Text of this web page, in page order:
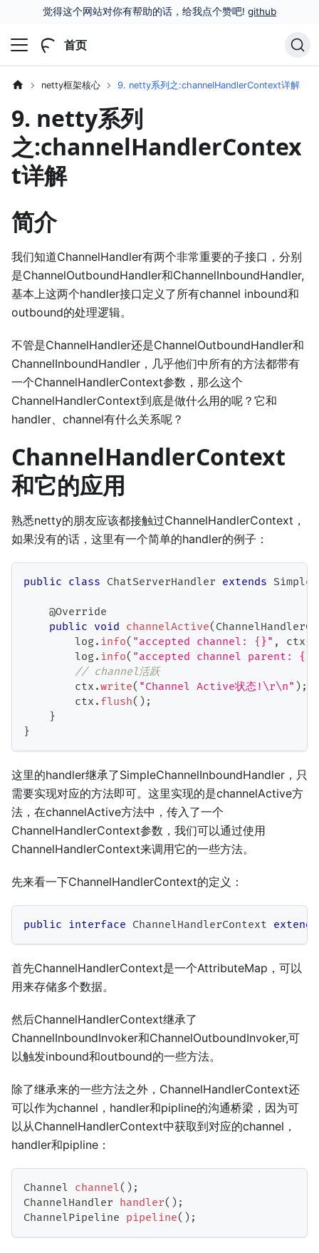
觉得这个网站对你有帮助的话，给我点个赞吧! github
首页
netty框架核心 9. netty系列之:channelHandlerContext详解
9. netty系列
之:channelHandlerContex
t详解
简介
我们知道ChannelHandler有两个非常重要的子接口，分别
是ChannelOutboundHandler和ChannelInboundHandler,
基本上这两个handler接口定义了所有channel inbound和
outbound的处理逻辑。
不管是ChannelHandler还是ChannelOutboundHandler和
ChannelInboundHandler，几乎他们中所有的方法都带有
一个ChannelHandlerContext参数，那么这个
ChannelHandlerContext到底是做什么用的呢？它和
handler、channel有什么关系呢？
ChannelHandlerContext
和它的应用
熟悉netty的朋友应该都接触过ChannelHandlerContext，
如果没有的话，这里有一个简单的handler的例子：
public class ChatServerHandler extends
@Override
public void channelActive(
        log
. info( "accepted channel: {}" , ctx
        log
. info( "accepted channel parent: {}"
// channel活跃
        ctx
.write( "Channel Active状态!\r\n" ) ;
        ctx
. flush( ) ;
}
}
这里的handler继承了SimpleChannelInboundHandler，只
需要实现对应的方法即可。这里实现的是channelActive方
法，在channelActive方法中，传入了一个
ChannelHandlerContext参数，我们可以通过使用
ChannelHandlerContext来调用它的一些方法。
先来看一下ChannelHandlerContext的定义：
public interface ChannelHandlerContext extends
首先ChannelHandlerContext是一个AttributeMap，可以
用来存储多个数据。
然后ChannelHandlerContext继承了
ChannelInboundInvoker和ChannelOutboundInvoker,可
以触发inbound和outbound的一些方法。
除了继承来的一些方法之外，ChannelHandlerContext还
可以作为channel，handler和pipline的沟通桥梁，因为可
以从ChannelHandlerContext中获取到对应的channel，
handler和pipline：
Channel channel( ) ;
ChannelHandler handler( ) ;
ChannelPipeline pipeline( ) ;